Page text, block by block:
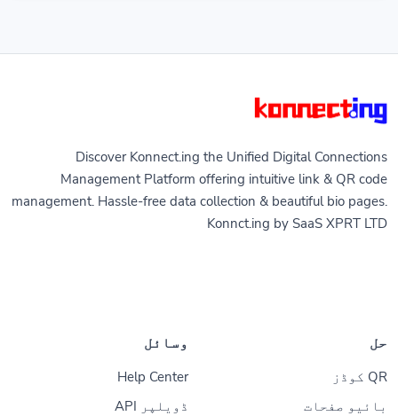
Discover Konnect.ing the Unified Digital Connections
Management Platform offering intuitive link & QR code
management. Hassle-free data collection & beautiful bio pages.
Konnct.ing by SaaS XPRT LTD
حل
QR کوڈز
بائیو صفحات
وسائل
Help Center
ڈویلپر API